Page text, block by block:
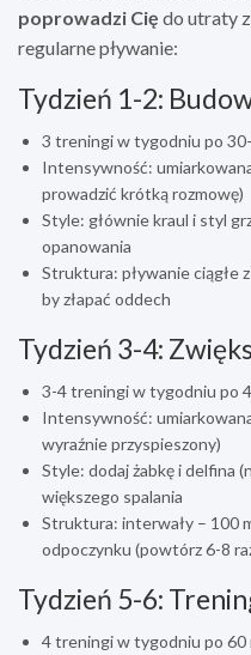
poprowadzi Cię do utraty
regularne pływanie:
Tydzień 1-2:
3 treningi w tygodniu po
Intensywność:
prowadzić krótką rozmowę)
Style: głównie kraul i styl
opanowania
Struktura: pływanie ciągłe
by złapać oddech
Tydzień 3-4:
3-4 treningi w tygodniu po
Intensywność:
wyraźnie przyspieszony)
Style: dodaj żabkę i delfina
większego spalania
Struktura: interwały – 100
odpoczynku (powtórz 6-8
Tydzień 5-6:
4 treningi w tygodniu po 60